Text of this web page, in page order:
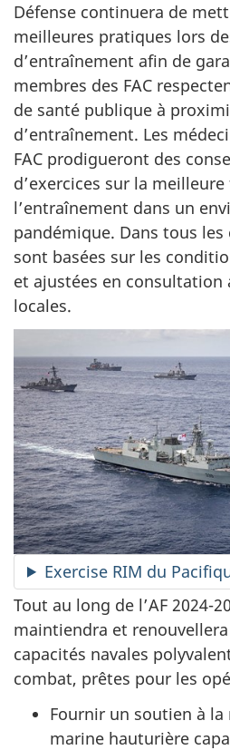
Défense continuera de
meilleures pratiques lors
d’entraînement afin de
membres des FAC
de santé publique à
d’entraînement. Les
FAC prodigueront des
d’exercices sur la
l’entraînement dans un
pandémique. Dans tous les
sont basées sur les
et ajustées en consultation
locales.
Exercise RIM du
Tout au long de l’AF 2024-
maintiendra et
capacités navales
combat, prêtes pour les
Fournir un soutien à la
marine hauturière